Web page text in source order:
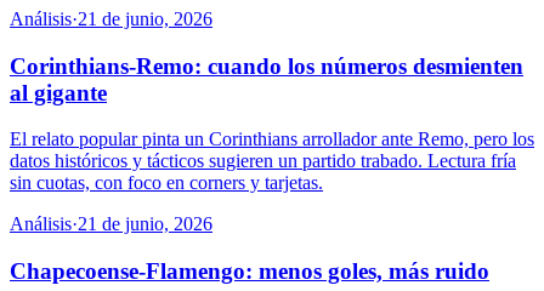
Análisis·21 de junio, 2026
Corinthians-Remo: cuando los números desmienten
al gigante
El relato popular pinta un Corinthians arrollador ante Remo, pero los
datos históricos y tácticos sugieren un partido trabado. Lectura fría
sin cuotas, con foco en corners y tarjetas.
Análisis·21 de junio, 2026
Chapecoense-Flamengo: menos goles, más ruido